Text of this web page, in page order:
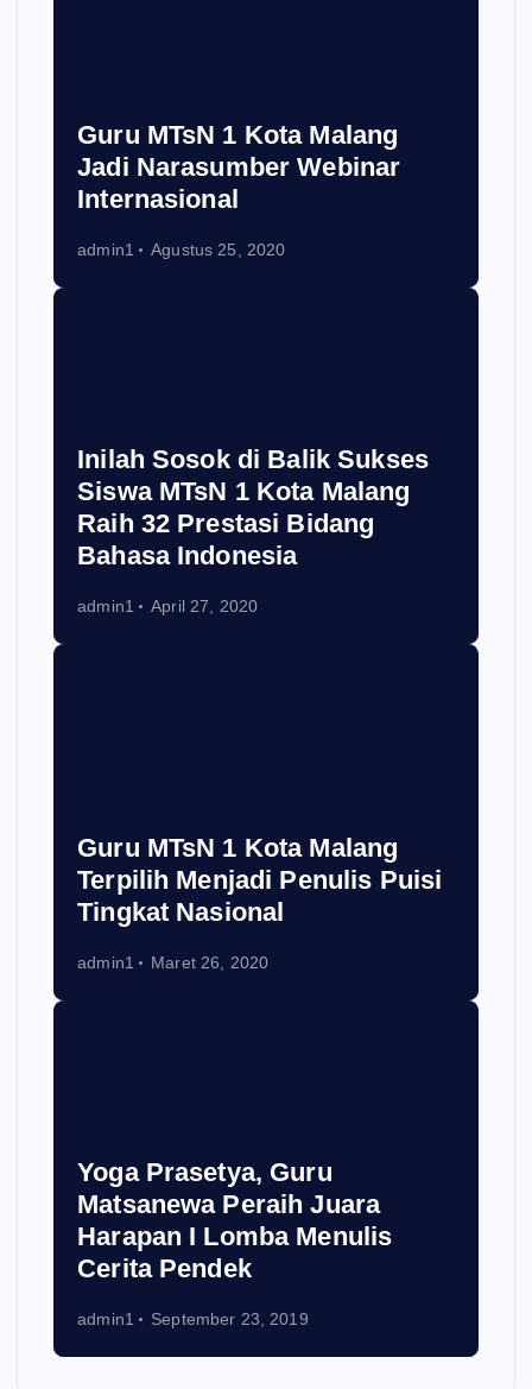
Guru MTsN 1 Kota Malang
Jadi Narasumber Webinar
Internasional
admin1 Agustus 25, 2020
Inilah Sosok di Balik Sukses
Siswa MTsN 1 Kota Malang
Raih 32 Prestasi Bidang
Bahasa Indonesia
admin1 April 27, 2020
Guru MTsN 1 Kota Malang
Terpilih Menjadi Penulis Puisi
Tingkat Nasional
admin1 Maret 26, 2020
Yoga Prasetya, Guru
Matsanewa Peraih Juara
Harapan I Lomba Menulis
Cerita Pendek
admin1 September 23, 2019